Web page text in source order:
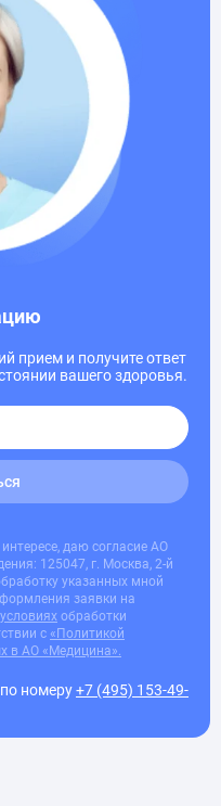
прием и получите ответ
вашего здоровья.
даю согласие АО
125047, г. Москва, 2-й
указанных мной
заявки на
условиях обработки
с «Политикой
в АО «Медицина».
номеру+7 (495) 153-49-